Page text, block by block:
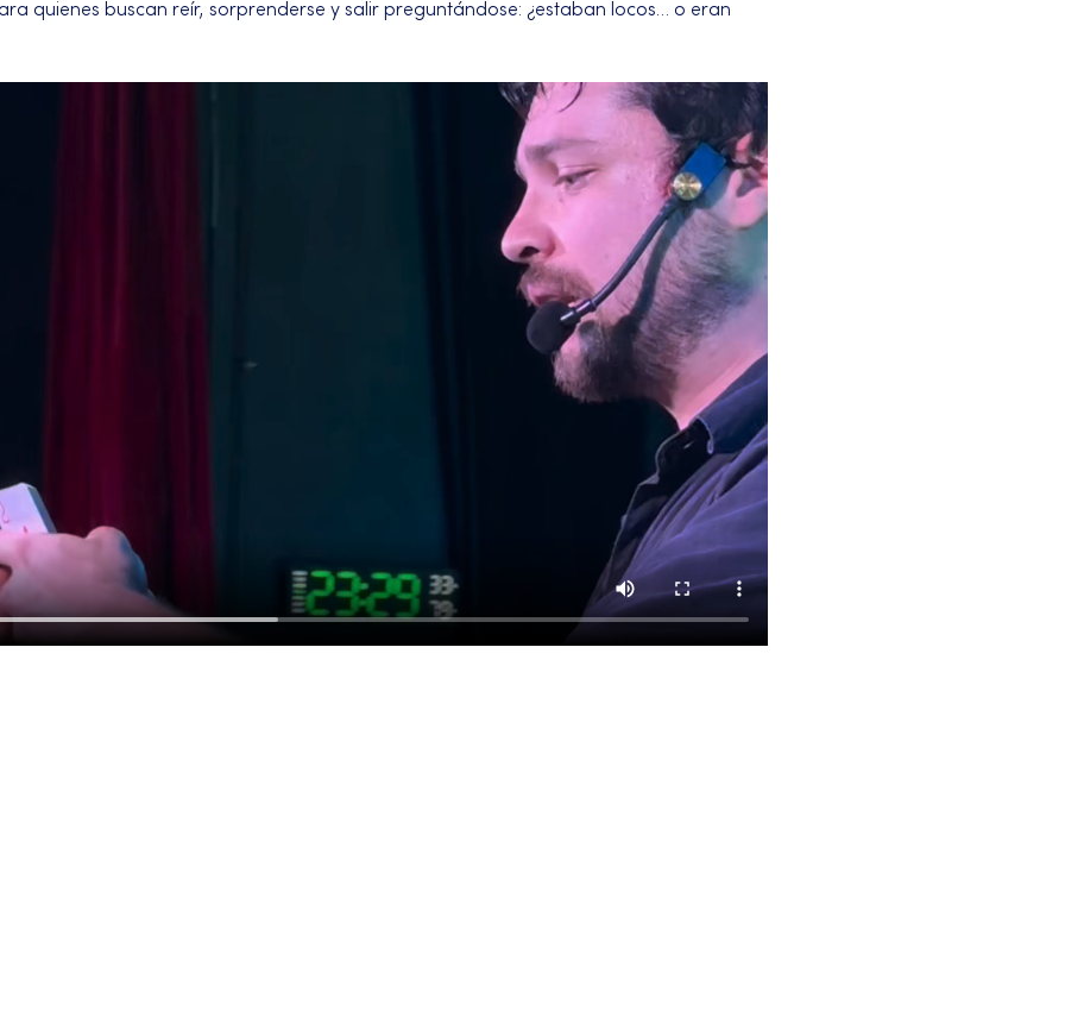
quienes buscan reír, sorprenderse y salir preguntándose: ¿estaban locos… o eran